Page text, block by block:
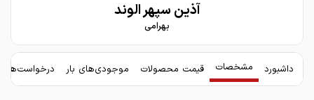
آذین سپهر الوند
بهرامی
داشبورد مشخصات قیمت محصولات موجودی‌های بار